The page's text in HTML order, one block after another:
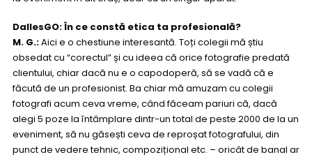
DallesGO: În ce constă etica ta profesională?
M. G.:Aici e o chestiune interesantă. Toți colegii mă știu
obsedat cu “corectul” și cu ideea că orice fotografie predată
clientului, chiar dacă nu e o capodoperă, să se vadă că e
făcută de un profesionist. Ba chiar mă amuzam cu colegii
fotografi acum ceva vreme, când făceam pariuri că, dacă
alegi 5 poze la întâmplare dintr-un total de peste 2000 de la un
eveniment, să nu găsești ceva de reproșat fotografului, din
punct de vedere tehnic, compozițional etc. – oricât de banal ar